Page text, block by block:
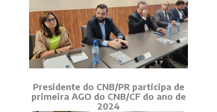
Presidente do CNB/PR participa de
primeira AGO do CNB/CF do ano de
2024